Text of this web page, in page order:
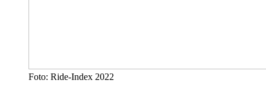
Foto: Ride-Index 2022